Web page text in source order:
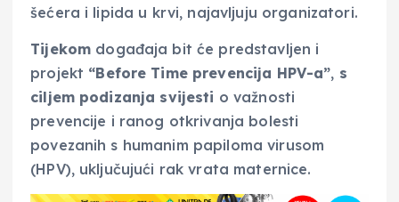
šećera i lipida u krvi, najavljuju organizatori.
Tijekom događaja bit će predstavljen i
projekt “Before Time prevencija HPV-a”, s
ciljem podizanja svijesti o važnosti
prevencije i ranog otkrivanja bolesti
povezanih s humanim papiloma virusom
(HPV), uključujući rak vrata maternice.